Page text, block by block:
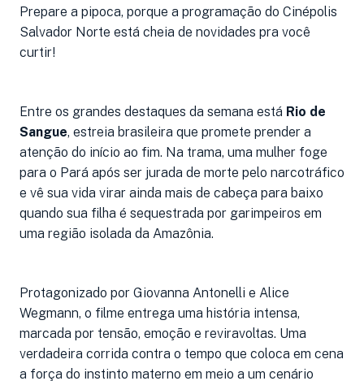
Prepare a pipoca, porque a programação do Cinépolis
Salvador Norte está cheia de novidades pra você
curtir!
Entre os grandes destaques da semana está Rio de
Sangue, estreia brasileira que promete prender a
atenção do início ao fim. Na trama, uma mulher foge
para o Pará após ser jurada de morte pelo narcotráfico
e vê sua vida virar ainda mais de cabeça para baixo
quando sua filha é sequestrada por garimpeiros em
uma região isolada da Amazônia.
Protagonizado por Giovanna Antonelli e Alice
Wegmann, o filme entrega uma história intensa,
marcada por tensão, emoção e reviravoltas. Uma
verdadeira corrida contra o tempo que coloca em cena
a força do instinto materno em meio a um cenário